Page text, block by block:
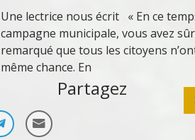
Une lectrice nous écrit « En ce
campagne municipale, vous avez
remarqué que tous les citoyens
même chance. En
Partagez